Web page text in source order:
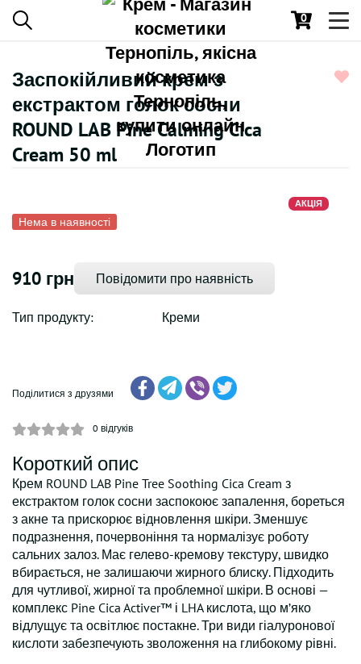
0
Заспокійливий крем з
екстрактом голок сосни
ROUND LAB Pine Calming Cica
Cream 50 ml
АКЦІЯ
Нема в наявності
910 грн Повідомити про наявність
Тип продукту: Креми
Поділитися з друзями
0 відгуків
Короткий опис
Крем ROUND LAB Pine Tree Soothing Cica Cream з
екстрактом голок сосни заспокоює запалення, бореться
з акне та прискорює відновлення шкіри. Зменшує
подразнення, почервоніння та нормалізує роботу
сальних залоз. Має гелево-кремову текстуру, швидко
вбирається, не залишаючи жирного блиску. Підходить
для чутливої, жирної та проблемної шкіри. В основі —
комплекс Pine Cica Activer™ і LHA кислота, що м’яко
відлущує та освітлює постакне. Три види гіалуронової
кислоти забезпечують зволоження на глибокому рівні.